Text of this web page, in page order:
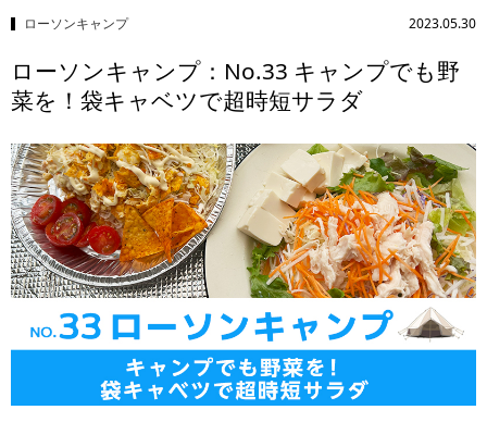
ローソンキャンプ 2023.05.30
ローソンキャンプ：No.33 キャンプでも野
菜を！袋キャベツで超時短サラダ